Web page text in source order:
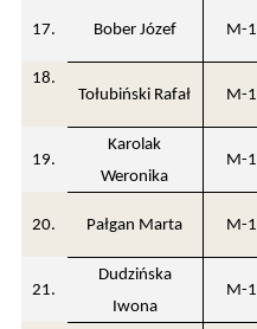
17. Bober Józef M-1
18.
Tołubiński Rafał
M-1
19.
Karolak
Weronika
M-1
20. Pałgan Marta M-1
21.
Dudzińska
Iwona
M-1